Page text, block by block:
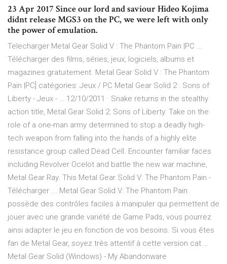
23 Apr 2017 Since our lord and saviour Hideo Kojima
didnt release MGS3 on the PC, we were left with only
the power of emulation.
Telecharger Metal Gear Solid V : The Phantom Pain |PC ...
Télécharger des films, séries, jeux, logiciels, albums et
magazines gratuitement. Metal Gear Solid V : The Phantom
Pain |PC] catégories: Jeux / PC Metal Gear Solid 2 : Sons of
Liberty - Jeux - … 12/10/2011 · Snake returns in the stealthy
action title, Metal Gear Solid 2: Sons of Liberty. Take on the
role of a one-man army determined to stop a deadly high-
tech weapon from falling into the hands of a highly elite
resistance group called Dead Cell. Encounter familiar faces
including Revolver Ocelot and battle the new war machine,
Metal Gear Ray. This Metal Gear Solid V: The Phantom Pain -
Télécharger ... Metal Gear Solid V: The Phantom Pain
possède des contrôles faciles à manipuler qui permettent de
jouer avec une grande variété de Game Pads, vous pourrez
ainsi adapter le jeu en fonction de vos besoins. Si vous êtes
fan de Metal Gear, soyez très attentif à cette version cat …
Metal Gear Solid (Windows) - My Abandonware